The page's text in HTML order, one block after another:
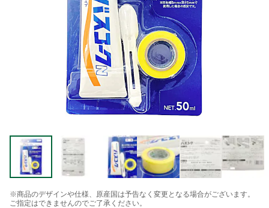
※商品のデザインや仕様、原産国は予告なく変更となる場合がございます。
ご指定はできませんのでご了承ください。